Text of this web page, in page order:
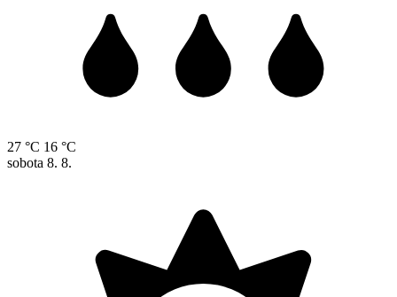
27 °C 16 °C
sobota 8. 8.